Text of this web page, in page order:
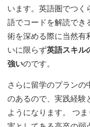
います。英語圏でつく
語でコードを解読でき
術を深める際に当然有
いに限らず英語スキル
強いのです。
さらに留学のプランの
のあるので、実践経験
ようになります。 つ